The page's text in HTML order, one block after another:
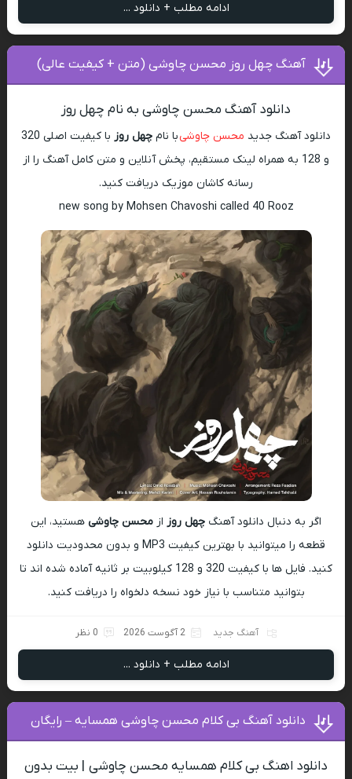
ادامه مطلب + دانلود ...
آهنگ چهل روز محسن چاوشی (متن + کیفیت عالی)
دانلود آهنگ محسن چاوشی به نام چهل روز
دانلود آهنگ جدید محسن چاوشیبا نام چهل روز
با کیفیت اصلی 320
و 128 به همراه لینک مستقیم، پخش آنلاین و متن کامل آهنگ را از
رسانه کاشان موزیک دریافت کنید.
new song by Mohsen Chavoshi called 40 Rooz
اگر به دنبال دانلود آهنگ چهل روز از محسن چاوشی هستید، این
قطعه را میتوانید با بهترین کیفیت MP3 و بدون محدودیت دانلود
کنید. فایل ها با کیفیت 320 و 128 کیلوبیت بر ثانیه آماده شده اند تا
بتوانید متناسب با نیاز خود نسخه دلخواه را دریافت کنید.
آهنگ جدید 2 آگوست 2026 0 نظر
ادامه مطلب + دانلود ...
دانلود آهنگ بی کلام محسن چاوشی همسایه – رایگان
دانلود اهنگ بی کلام همسایه محسن چاوشی | بیت بدون